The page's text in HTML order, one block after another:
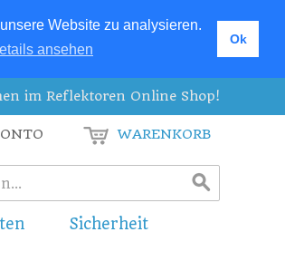
Website zu analysieren.
ansehen
Ok
Reflektoren Online Shop!
WARENKORB
Sicherheit